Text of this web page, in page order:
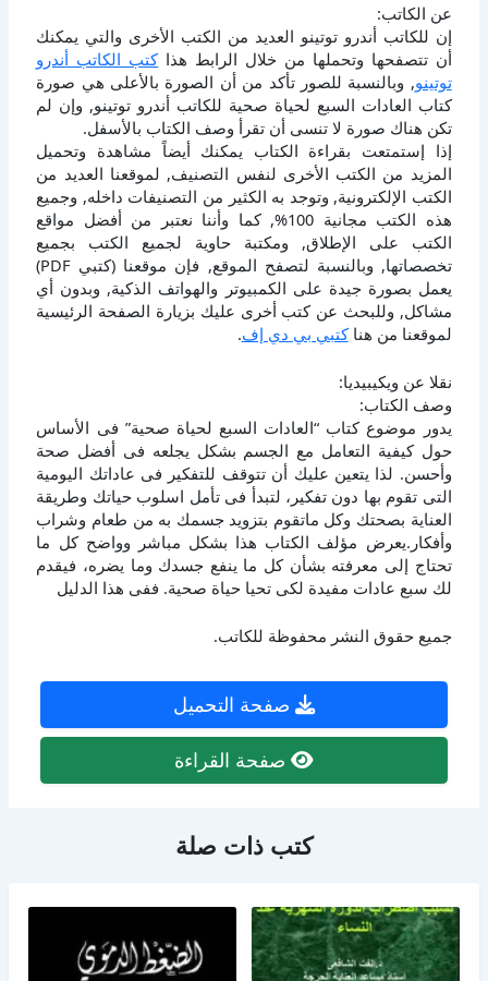
عن الكاتب:
إن للكاتب أندرو توتينو العديد من الكتب الأخرى والتي يمكنك
أن تتصفحها وتحملها من خلال الرابط هذاكتب الكاتب أندرو
توتينو, وبالنسبة للصور تأكد من أن الصورة بالأعلى هي صورة
كتاب العادات السبع لحياة صحية للكاتب أندرو توتينو, وإن لم
تكن هناك صورة لا تنسى أن تقرأ وصف الكتاب بالأسفل.
إذا إستمتعت بقراءة الكتاب يمكنك أيضاً مشاهدة وتحميل
المزيد من الكتب الأخرى لنفس التصنيف, لموقعنا العديد من
الكتب الإلكترونية, وتوجد به الكثير من التصنيفات داخله, وجميع
هذه الكتب مجانية 100%, كما وأننا نعتبر من أفضل مواقع
الكتب على الإطلاق, ومكتبة حاوية لجميع الكتب بجميع
تخصصاتها, وبالنسبة لتصفح الموقع, فإن موقعنا (كتبي PDF)
يعمل بصورة جيدة على الكمبيوتر والهواتف الذكية, وبدون أي
مشاكل, وللبحث عن كتب أخرى عليك بزيارة الصفحة الرئيسية
لموقعنا من هناكتبي بي دي إف.
نقلا عن ويكيبيديا:
وصف الكتاب:
يدور موضوع كتاب “العادات السبع لحياة صحية” فى الأساس
حول كيفية التعامل مع الجسم بشكل يجلعه فى أفضل صحة
وأحسن. لذا يتعين عليك أن تتوقف للتفكير فى عاداتك اليومية
التى تقوم بها دون تفكير، لتبدأ فى تأمل اسلوب حياتك وطريقة
العناية بصحتك وكل ماتقوم بتزويد جسمك به من طعام وشراب
وأفكار.يعرض مؤلف الكتاب هذا بشكل مباشر وواضح كل ما
تحتاج إلى معرفته بشأن كل ما ينفع جسدك وما يضره، فيقدم
لك سبع عادات مفيدة لكى تحيا حياة صحية. ففى هذا الدليل
جميع حقوق النشر محفوظة للكاتب.
صفحة التحميل
صفحة القراءة
كتب ذات صلة